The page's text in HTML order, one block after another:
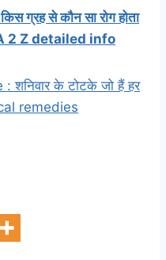
ग्रह से कौन सा रोग होता
2 Z detailed info
के टोटके जो हैं हर
remedies